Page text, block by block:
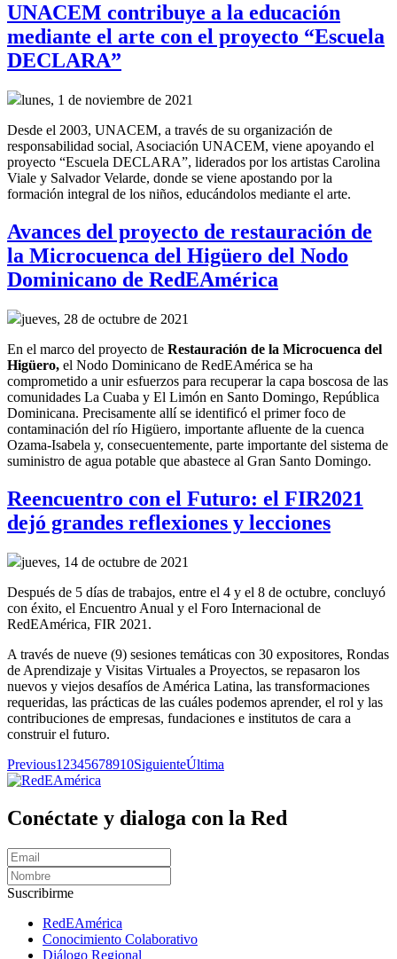
UNACEM contribuye a la educación
mediante el arte con el proyecto “Escuela
DECLARA”
lunes, 1 de noviembre de 2021
Desde el 2003, UNACEM, a través de su organización de
responsabilidad social, Asociación UNACEM, viene apoyando el
proyecto “Escuela DECLARA”, liderados por los artistas Carolina
Viale y Salvador Velarde, donde se viene apostando por la
formación integral de los niños, educándolos mediante el arte.
Avances del proyecto de restauración de
la Microcuenca del Higüero del Nodo
Dominicano de RedEAmérica
jueves, 28 de octubre de 2021
En el marco del proyecto de Restauración de la Microcuenca del
Higüero, el Nodo Dominicano de RedEAmérica se ha
comprometido a unir esfuerzos para recuperarla capa boscosa de las
comunidades La Cuaba y El Limón en Santo Domingo, República
Dominicana. Precisamente allíse identificó el primer foco de
contaminación del río Higüero, importante afluente de la cuenca
Ozama-Isabela y, consecuentemente, parte importante del sistema de
suministro de agua potable que abastece al Gran Santo Domingo.
Reencuentro con el Futuro: el FIR2021
dejó grandes reflexiones y lecciones
jueves, 14 de octubre de 2021
Después de 5 días de trabajos, entre el 4 y el 8 de octubre, concluyó
con éxito, el Encuentro Anual y el Foro Internacional de
RedEAmérica, FIR 2021.
A través de nueve (9) sesiones temáticas con 30 expositores, Rondas
de Aprendizaje y Visitas Virtuales a Proyectos, se repasaron los
nuevos y viejos desafíos de América Latina, las transformaciones
requeridas, las prácticas de las cuáles podemos aprender, el rol y las
contribuciones de empresas, fundaciones e institutos de cara a
construir el futuro.
Previous1 2345678910SiguienteÚltima
Conéctate y dialoga con la Red
Suscribirme
RedEAmérica
Conocimiento Colaborativo
Diálogo Regional